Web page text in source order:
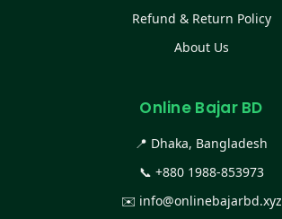
Refund & Return Policy
About Us
Online Bajar BD
📍 Dhaka, Bangladesh
📞 +880 1988-853973
✉️ info@onlinebajarbd.xyz